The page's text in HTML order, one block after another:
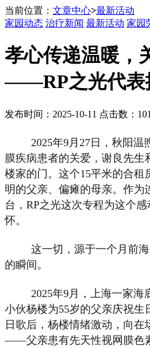
当前位置： 文章中心>最新活动
家园动态 治疗新闻 最新活动 家园
孝心传递温暖，
——RP之光代表
发布时间：2025-10-11 点击数：
2025年9月27日，秋阳
膜疾病患者的关爱，谢良先生
楼家的门。这个15平米的合租
明的父亲、偏瘫的母亲。作为
台，RP之光这次专程为这个
怀。
这一切，源于一个月前
的瞬间。
2025年9月，上海一家海
小伙杨楼为55岁的父亲庆祝生
日歌后，杨楼情绪激动，向
——父亲患有先天性视网膜色